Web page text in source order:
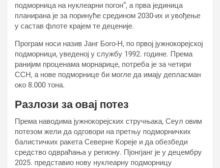
подморница на нуклеарни погон”, а прва јединица
планирана је за поринуће средином 2030-их и увођење
у састав флоте крајем те деценије.
Програм носи назив Јанг Бого-Н, по првој јужнокорејској
подморници, уведеној у службу 1992. године. Према
ранијим проценама морнарице, потреба је за четири
ССН, а нове подморнице би могле да имају депласман
око 8.000 тона.
Разлози за овај потез
Према наводима јужнокорејских стручњака, Сеул овим
потезом жели да одговори на претњу подморничких
балистичких ракета Северне Кореје и да обезбеди
средство одвраћања у региону. Пјонгјанг је у децембру
2025. представио нову нуклеарну подморницу